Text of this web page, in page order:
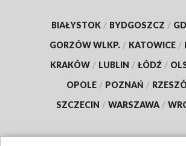
BIAŁYSTOK / BYDGOSZCZ /
GORZÓW WLKP. / KATOWICE /
KRAKÓW / LUBLIN / ŁÓDŹ /
OPOLE / POZNAŃ /
SZCZECIN / WARSZAWA /